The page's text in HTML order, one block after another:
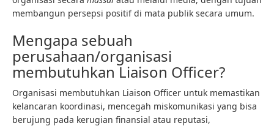
membangun persepsi positif di mata publik secara umum.
Mengapa sebuah
perusahaan/organisasi
membutuhkan Liaison Officer?
Organisasi membutuhkan Liaison Officer untuk memastikan
kelancaran koordinasi, mencegah miskomunikasi yang bisa
berujung pada kerugian finansial atau reputasi,